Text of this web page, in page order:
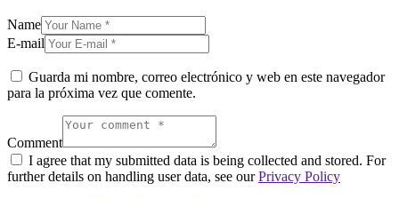
Name
E-mail
Guarda mi nombre, correo electrónico y web en este navegador
para la próxima vez que comente.
Comment
I agree that my submitted data is being collected and stored. For
further details on handling user data, see ourPrivacy Policy